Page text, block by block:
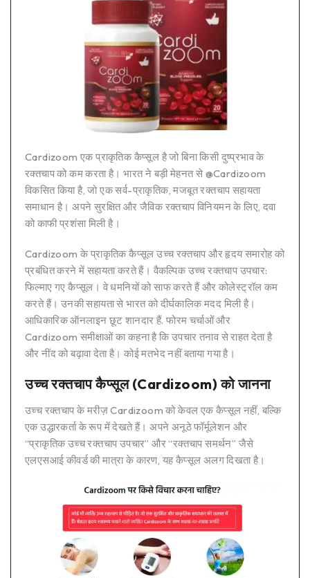
Cardizoom एक प्राकृतिक कैप्सूल है जो बिना किसी दुष्प्रभाव के
रक्तचाप को कम करता है। भारत ने बड़ी मेहनत से @Cardizoom
विकसित किया है, जो एक सर्व-प्राकृतिक, मजबूत रक्तचाप सहायता
समाधान है। अपने सुरक्षित और जैविक रक्तचाप विनियमन के लिए, दवा
को काफी प्रशंसा मिली है।
Cardizoom के प्राकृतिक कैप्सूल उच्च रक्तचाप और हृदय समारोह को
प्रबंधित करने में सहायता करते हैं। वैकल्पिक उच्च रक्तचाप उपचार:
फिल्माए गए कैप्सूल। वे धमनियों को साफ करते हैं और कोलेस्ट्रॉल कम
करते हैं। उनकी सहायता से भारत को दीर्घकालिक मदद मिली है।
आधिकारिक ऑनलाइन छूट शानदार हैं. फोरम चर्चाओं और
Cardizoom समीक्षाओं का कहना है कि उपचार तनाव से राहत देता है
और नींद को बढ़ावा देता है। कोई मतभेद नहीं बताया गया है।
उच्च रक्तचाप कैप्सूल (Cardizoom) को जानना
उच्च रक्तचाप के मरीज़ Cardizoom को केवल एक कैप्सूल नहीं, बल्कि
एक उद्धारकर्ता के रूप में देखते हैं। अपने अनूठे फॉर्मूलेशन और
“प्राकृतिक उच्च रक्तचाप उपचार” और “रक्तचाप समर्थन” जैसे
एलएसआई कीवर्ड की मात्रा के कारण, यह कैप्सूल अलग दिखता है।